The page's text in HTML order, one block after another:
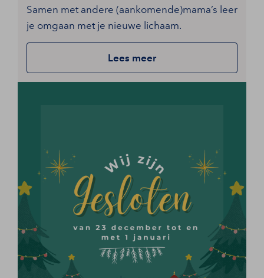
Samen met andere (aankomende)mama’s leer
je omgaan met je nieuwe lichaam.
Lees meer